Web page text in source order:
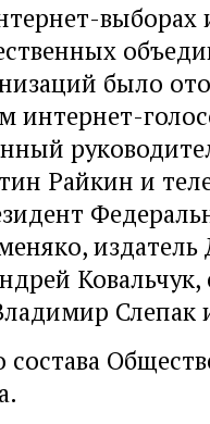
выборах
было
интернет-
Райкин и
Ковальчук,
Слепак